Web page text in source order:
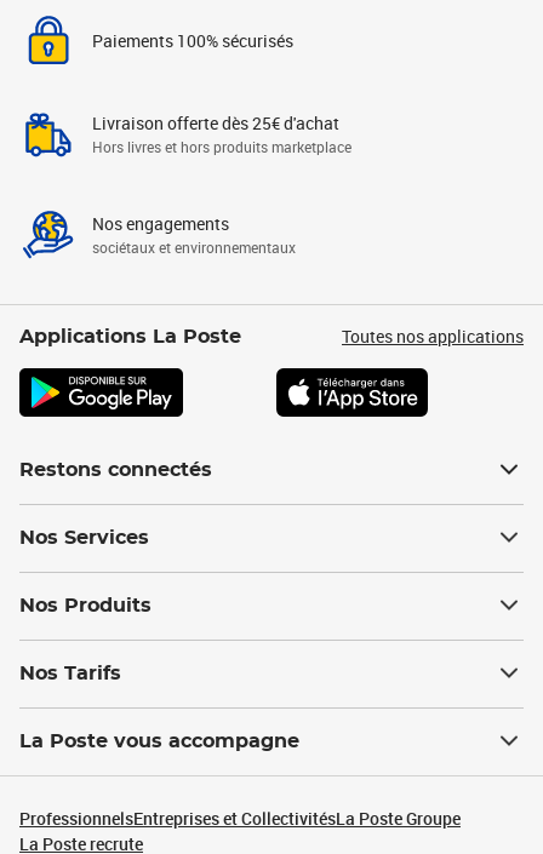
Paiements 100% sécurisés
Livraison offerte dès 25€ d'achat
Hors livres et hors produits marketplace
Nos engagements
sociétaux et environnementaux
Applications La Poste Toutes nos applications
Restons connectés
Nos Services
Nos Produits
Nos Tarifs
La Poste vous accompagne
ProfessionnelsEntreprises et CollectivitésLa Poste Groupe
La Poste recrute